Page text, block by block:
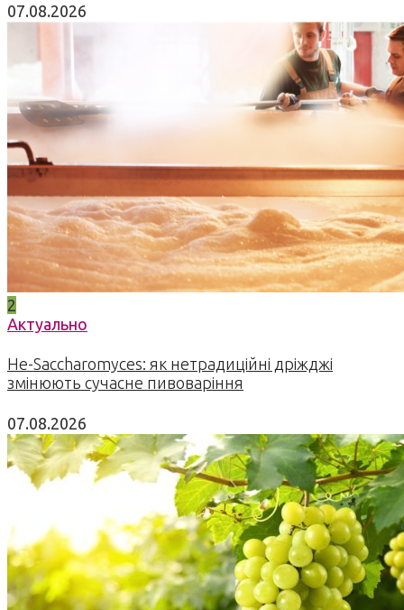
07.08.2026
2
Актуально
Не-Saccharomyces: як нетрадиційні дріжджі
змінюють сучасне пивоваріння
07.08.2026